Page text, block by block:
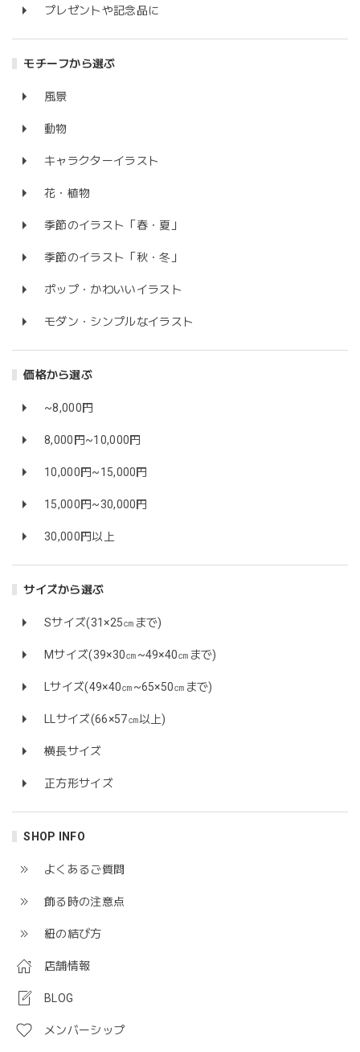
プレゼントや記念品に
モチーフから選ぶ
風景
動物
キャラクターイラスト
花・植物
季節のイラスト「春・夏」
季節のイラスト「秋・冬」
ポップ・かわいいイラスト
モダン・シンプルなイラスト
価格から選ぶ
~8,000円
8,000円~10,000円
10,000円~15,000円
15,000円~30,000円
30,000円以上
サイズから選ぶ
Sサイズ(31×25㎝まで)
Mサイズ(39×30㎝~49×40㎝まで)
Lサイズ(49×40㎝~65×50㎝まで)
LLサイズ(66×57㎝以上)
横長サイズ
正方形サイズ
SHOP INFO
よくあるご質問
飾る時の注意点
紐の結び方
店舗情報
BLOG
メンバーシップ